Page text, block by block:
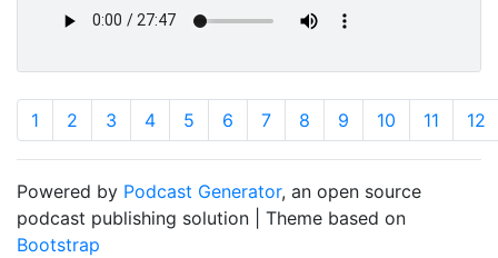
1 2 3 4 5 6 7 8 9 10 11 12
Powered by Podcast Generator, an open source
podcast publishing solution | Theme based on
Bootstrap